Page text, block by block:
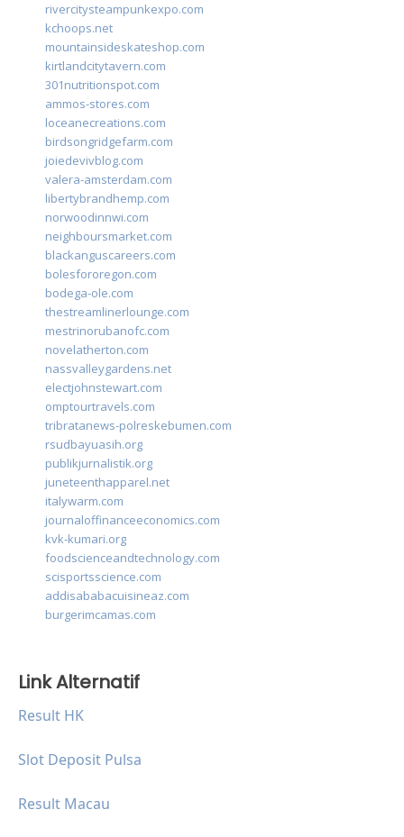
rivercitysteampunkexpo.com
kchoops.net
mountainsideskateshop.com
kirtlandcitytavern.com
301nutritionspot.com
ammos-stores.com
loceanecreations.com
birdsongridgefarm.com
joiedevivblog.com
valera-amsterdam.com
libertybrandhemp.com
norwoodinnwi.com
neighboursmarket.com
blackanguscareers.com
bolesfororegon.com
bodega-ole.com
thestreamlinerlounge.com
mestrinorubanofc.com
novelatherton.com
nassvalleygardens.net
electjohnstewart.com
omptourtravels.com
tribratanews-polreskebumen.com
rsudbayuasih.org
publikjurnalistik.org
juneteenthapparel.net
italywarm.com
journaloffinanceeconomics.com
kvk-kumari.org
foodscienceandtechnology.com
scisportsscience.com
addisababacuisineaz.com
burgerimcamas.com
Link Alternatif
Result HK
Slot Deposit Pulsa
Result Macau